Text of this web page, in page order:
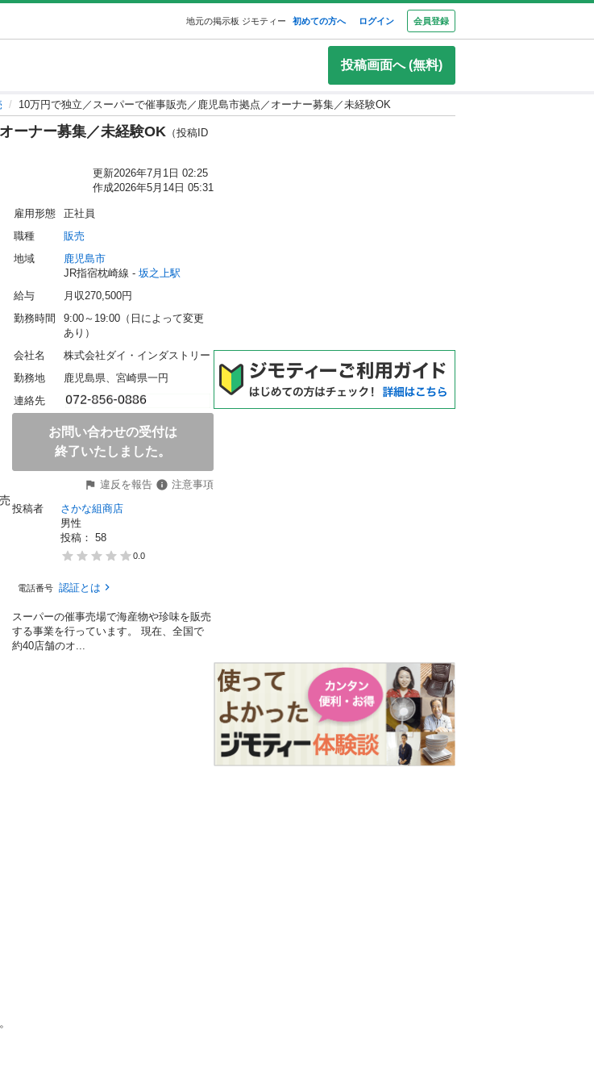
地元の掲示板 ジモティー 初めての方へ ログイン 会員登録
投稿画面へ (無料)
10万円で独立／スーパーで催事販売／鹿児島市拠点／オーナー募集／未経験OK
ーナー募集／未経験OK （投稿ID
更新2026年7月1日 02:25
作成2026年5月14日 05:31
雇用形態
正社員
職種
販売
地域
鹿児島市
JR指宿枕崎線 - 坂之上駅
給与
月収270,500円
勤務時間
9:00～19:00（日によって変更
あり）
会社名
株式会社ダイ・インダストリー
勤務地
鹿児島県、宮崎県一円
連絡先
お問い合わせの受付は
終了いたしました。
違反を報告
注意事項
投稿者
さかな組商店
男性
投稿： 58
0.0
電話番号 認証とは
スーパーの催事売場で海産物や珍味を販売
する事業を行っています。 現在、全国で
約40店舗のオ...